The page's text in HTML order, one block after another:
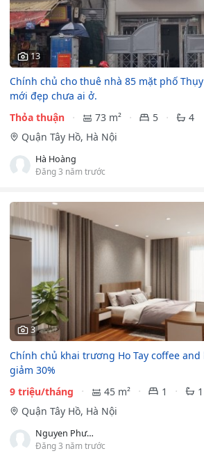
13
Chính chủ cho thuê nhà 85 mặt phố
mới đẹp chưa ai ở.
Thỏa thuận
73 m² 5
4
Quận Tây Hồ, Hà Nội
Hà Hoàng
Đăng 3 năm trước
3
Chính chủ khai trương Ho Tay coffee
giảm 30%
9 triệu/tháng
45 m² 1
1
Quận Tây Hồ, Hà Nội
Nguyen Phương
Đăng 3 năm trước